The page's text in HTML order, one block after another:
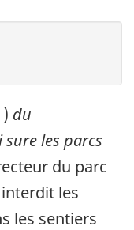
du
les parcs
du parc
les
les sentiers